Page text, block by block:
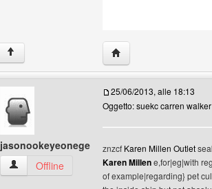
↑ HomePage: radiocalcio
jasonookeyeonege
jasonookeyeonege Profilo
Offline
25/06/2013, alle 18:13
Oggetto: suekc carren
znzcf Karen Millen Outlet
Karen Millene,for|eg|with
of example|regarding} pet